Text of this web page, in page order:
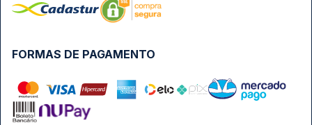
FORMAS DE PAGAMENTO